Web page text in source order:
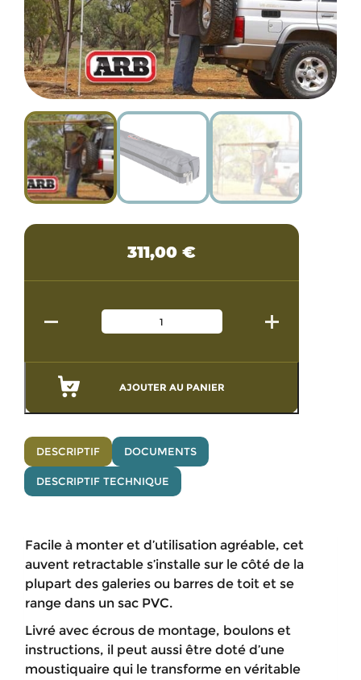
AJOUTER AU PANIER
311,00€
DESCRIPTIF DOCUMENTS
DESCRIPTIF TECHNIQUE
Facile à monter et d’utilisation agréable, cet
auvent retractable s’installe sur le côté de la
plupart des galeries ou barres de toit et se
range dans un sac PVC.
Livré avec écrous de montage, boulons et
instructions, il peut aussi être doté d’une
moustiquaire qui le transforme en véritable